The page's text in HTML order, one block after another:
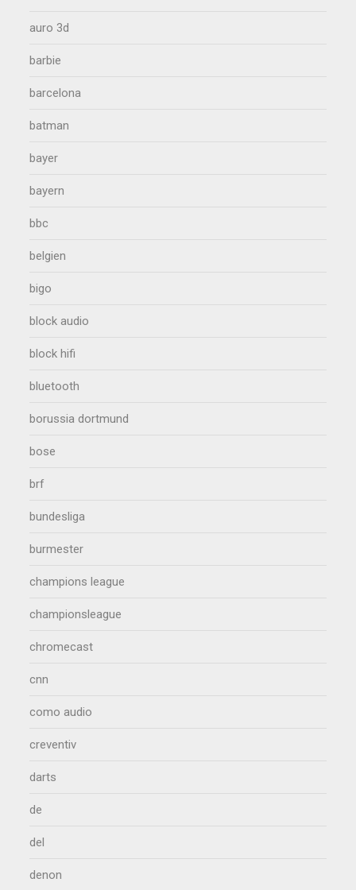
auro 3d
barbie
barcelona
batman
bayer
bayern
bbc
belgien
bigo
block audio
block hifi
bluetooth
borussia dortmund
bose
brf
bundesliga
burmester
champions league
championsleague
chromecast
cnn
como audio
creventiv
darts
de
del
denon